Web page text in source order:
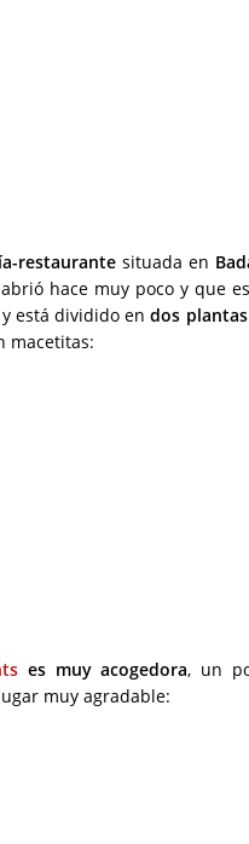
restaurantesituada en
hace muy poco y que
y está dividido endos
macetitas:
es muy acogedora, un
muy agradable: